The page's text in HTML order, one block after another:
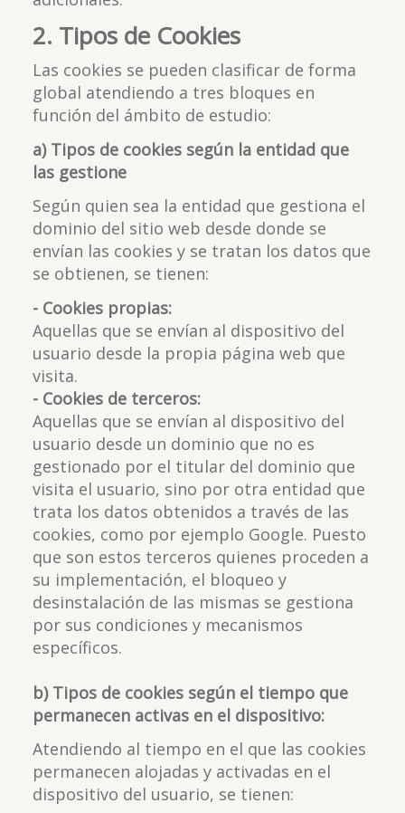
2. Tipos de Cookies
Las cookies se pueden clasificar de forma
global atendiendo a tres bloques en
función del ámbito de estudio:
a) Tipos de cookies según la entidad que
las gestione
Según quien sea la entidad que gestiona el
dominio del sitio web desde donde se
envían las cookies y se tratan los datos que
se obtienen, se tienen:
- Cookies propias:
Aquellas que se envían al dispositivo del
usuario desde la propia página web que
visita.
- Cookies de terceros:
Aquellas que se envían al dispositivo del
usuario desde un dominio que no es
gestionado por el titular del dominio que
visita el usuario, sino por otra entidad que
trata los datos obtenidos a través de las
cookies, como por ejemplo Google. Puesto
que son estos terceros quienes proceden a
su implementación, el bloqueo y
desinstalación de las mismas se gestiona
por sus condiciones y mecanismos
específicos.
b) Tipos de cookies según el tiempo que
permanecen activas en el dispositivo:
Atendiendo al tiempo en el que las cookies
permanecen alojadas y activadas en el
dispositivo del usuario, se tienen: